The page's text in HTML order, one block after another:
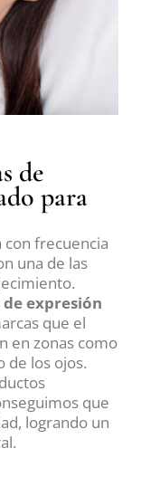
de
para
con frecuencia
una de las
expresión
que el
en zonas como
de los ojos.
que
logrando un